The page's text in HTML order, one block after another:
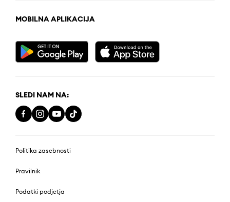
MOBILNA APLIKACIJA
SLEDI NAM NA:
Politika zasebnosti
Pravilnik
Podatki podjetja